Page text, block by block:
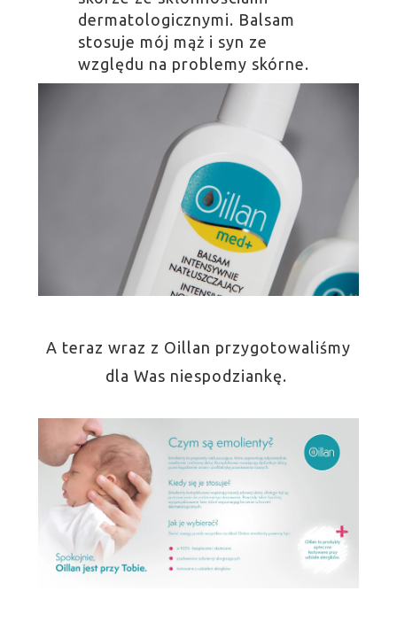
dermatologicznymi. Balsam
stosuje mój mąż i syn ze
względu na problemy skórne.
A teraz wraz z Oillan przygotowaliśmy
dla Was niespodziankę.